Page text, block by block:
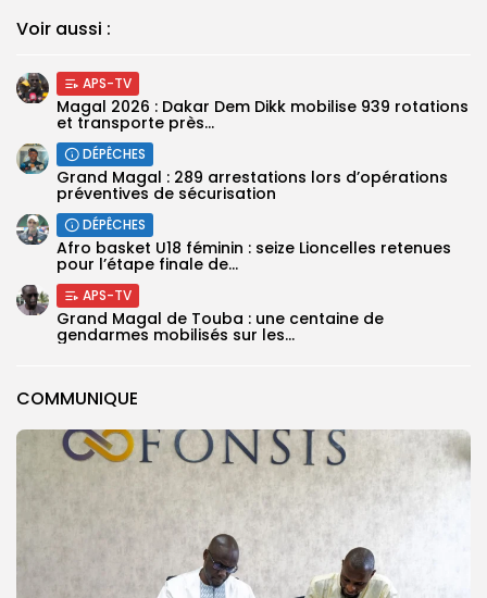
COMMUNIQUE
Voir aussi :
APS-TV
Magal 2026 : Dakar Dem Dikk mobilise 939 rotations
et transporte près...
DÉPÊCHES
Grand Magal : 289 arrestations lors d’opérations
préventives de sécurisation
DÉPÊCHES
‎Afro basket U18 féminin : seize Lioncelles retenues
pour l’étape finale de...
APS-TV
Grand Magal de Touba : une centaine de
gendarmes mobilisés sur les...